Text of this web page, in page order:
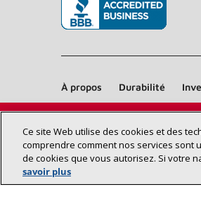
À propos Durabilité
Ce site Web utilise des cookies et des
comprendre comment nos services sont
de cookies que vous autorisez. Si votre
savoir plus